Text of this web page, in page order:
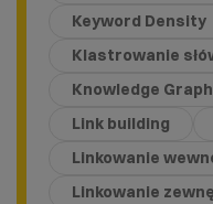
Keyword Density
Klastrowanie
Knowledge Graph
Link building
Linkowanie
Linkowanie